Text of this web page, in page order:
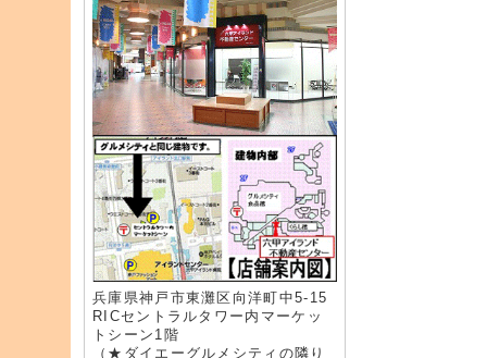
兵庫県神戸市東灘区向洋町中5-15
RICセントラルタワー内マーケッ
トシーン1階
（★ダイエーグルメシティの隣り